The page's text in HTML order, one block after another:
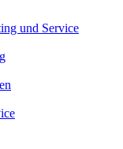
und Service